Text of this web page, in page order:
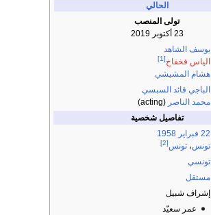
الحالي
تولى المنصب
23 أكتوبر 2019
يوسف الشاهد
الياس فخفاخ[1]
هشام المشيشي
الباجي قائد السبسي
محمد الناصر (acting)
تفاصيل شخصية
22 فبراير
1958
تونس، تونس[2]
تونسي
مستقل
إشراف شبيل
عمر سعيّد